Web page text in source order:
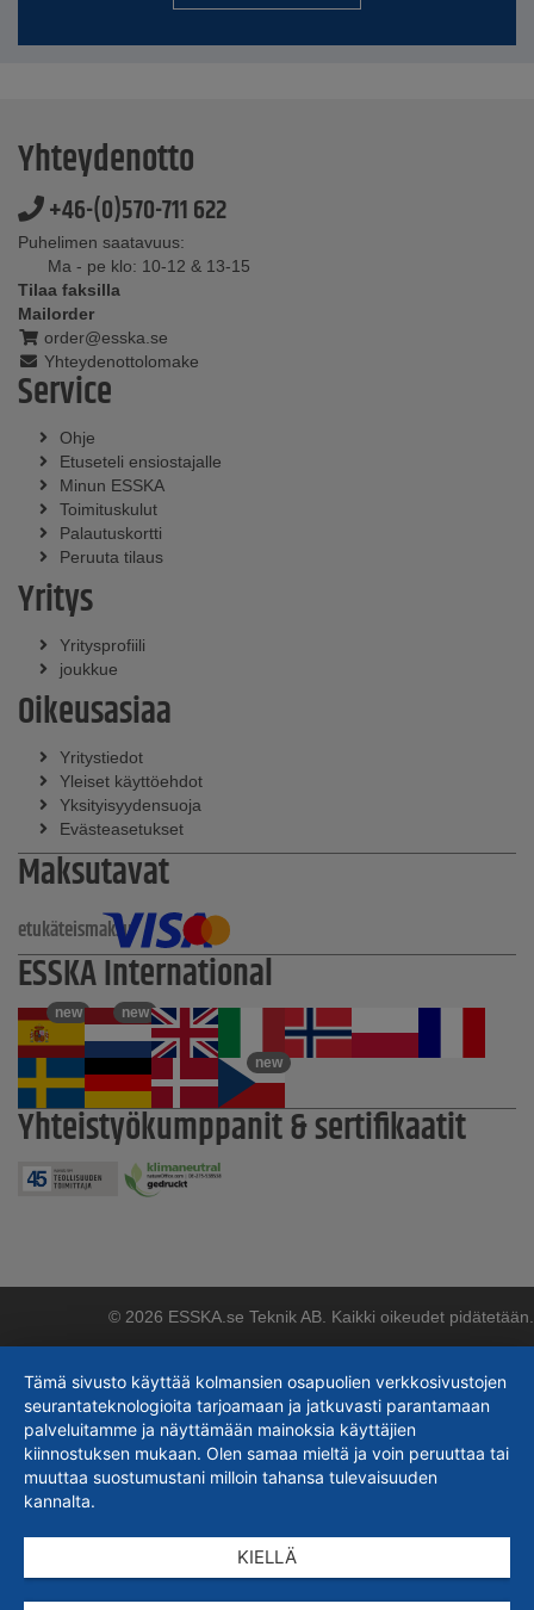
Yhteydenotto
+46-(0)570-711 622
Puhelimen saatavuus:
Ma - pe klo: 10-12 & 13-15
Tilaa faksilla
Mailorder
order@esska.se
Yhteydenottolomake
Service
Ohje
Etuseteli ensiostajalle
Minun ESSKA
Toimituskulut
Palautuskortti
Peruuta tilaus
Yritys
Yritysprofiili
joukkue
Oikeusasiaa
Yritystiedot
Yleiset käyttöehdot
Yksityisyydensuoja
Evästeasetukset
Maksutavat
etukäteismaksu
ESSKA International
new new
new
Yhteistyökumppanit & sertifikaatit
© 2026 ESSKA.se Teknik AB. Kaikki oikeudet pidätetään.
Tämä sivusto käyttää kolmansien osapuolien verkkosivustojen
seurantateknologioita tarjoamaan ja jatkuvasti parantamaan
palveluitamme ja näyttämään mainoksia käyttäjien
kiinnostuksen mukaan. Olen samaa mieltä ja voin peruuttaa tai
muuttaa suostumustani milloin tahansa tulevaisuuden
kannalta.
KIELLÄ